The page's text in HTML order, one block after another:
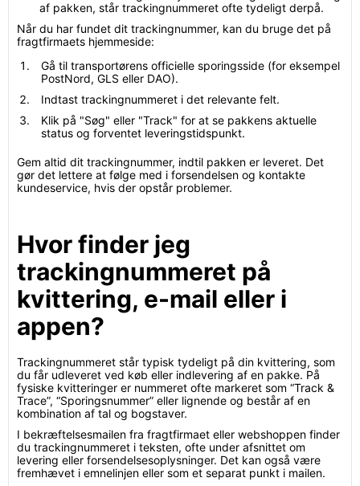
af pakken, står trackingnummeret ofte tydeligt derpå.
Når du har fundet dit trackingnummer, kan du bruge det på
fragtfirmaets hjemmeside:
Gå til transportørens officielle sporingsside (for eksempel
PostNord, GLS eller DAO).
Indtast trackingnummeret i det relevante felt.
Klik på "Søg" eller "Track" for at se pakkens aktuelle
status og forventet leveringstidspunkt.
Gem altid dit trackingnummer, indtil pakken er leveret. Det
gør det lettere at følge med i forsendelsen og kontakte
kundeservice, hvis der opstår problemer.
Hvor finder jeg
trackingnummeret på
kvittering, e-mail eller i
appen?
Trackingnummeret står typisk tydeligt på din kvittering, som
du får udleveret ved køb eller indlevering af en pakke. På
fysiske kvitteringer er nummeret ofte markeret som “Track &
Trace”, “Sporingsnummer” eller lignende og består af en
kombination af tal og bogstaver.
I bekræftelsesmailen fra fragtfirmaet eller webshoppen finder
du trackingnummeret i teksten, ofte under afsnittet om
levering eller forsendelsesoplysninger. Det kan også være
fremhævet i emnelinjen eller som et separat punkt i mailen.